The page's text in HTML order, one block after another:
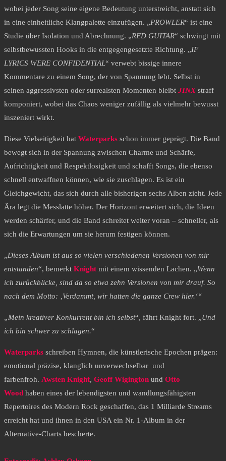
wobei jeder Song seine eigene Bedeutung unterstreicht, anstatt sich
in eine einheitliche Klangpalette einzufügen. „PROWLER“ ist eine
Studie über Isolation und Abrechnung. „RED GUITAR“ schwingt mit
selbstbewussten Hooks in die entgegengesetzte Richtung. „IF
LYRICS WERE CONFIDENTIAL“ verwebt bissige innere
Kommentare zu einem Song, der von Spannung lebt. Selbst in
seinen aggressivsten oder surrealsten Momenten bleibt JINXstraff
komponiert, wobei das Chaos weniger zufällig als vielmehr bewusst
inszeniert wirkt.
Diese Vielseitigkeit hat Waterparks schon immer geprägt. Die Band
bewegt sich in der Spannung zwischen Charme und Schärfe,
Aufrichtigkeit und Respektlosigkeit und schafft Songs, die ebenso
schnell entwaffnen können, wie sie zuschlagen. Es ist ein
Gleichgewicht, das sich durch alle bisherigen sechs Alben zieht. Jede
Ära legt die Messlatte höher. Der Horizont erweitert sich, die Ideen
werden schärfer, und die Band schreitet weiter voran – schneller, als
sich die Erwartungen um sie herum festigen können.
„Dieses Album ist aus so vielen verschiedenen Versionen von mir
entstanden“, bemerkt Knight mit einem wissenden Lachen. „Wenn
ich zurückblicke, sind da so etwa zehn Versionen von mir drauf. So
nach dem Motto: ‚Verdammt, wir hatten die ganze Crew hier.‘“
„Mein kreativer Konkurrent bin ich selbst“, fährt Knight fort. „Und
ich bin schwer zu schlagen.“
Waterparks schreiben Hymnen, die künstlerische Epochen prägen:
emotional präzise, klanglich unverwechselbar und
farbenfroh. Awsten Knight, Geoff Wigington und Otto
Wood haben eines der lebendigsten und wandlungsfähigsten
Repertoires des Modern Rock geschaffen, das 1 Milliarde Streams
erreicht hat und ihnen in den USA ein Nr. 1-Album in der
Alternative-Charts bescherte.